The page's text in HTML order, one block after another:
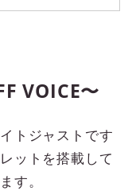
VOICE〜
トジャストです
ットを搭載して
す。